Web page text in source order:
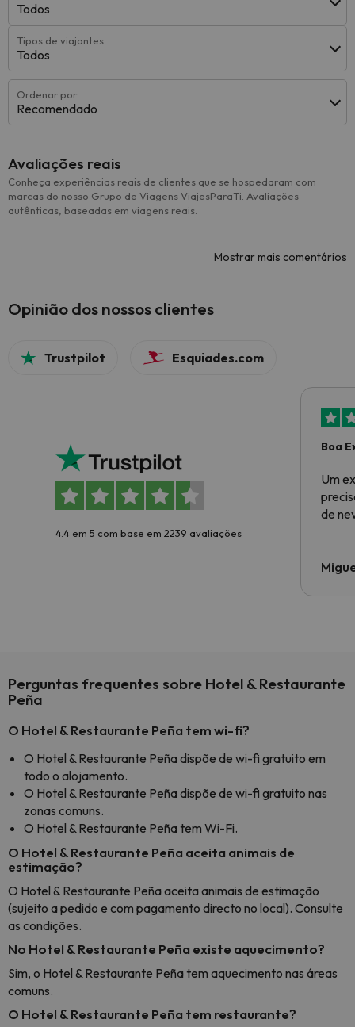
Todos
Tipos de viajantes
Todos
Ordenar por:
Recomendado
Avaliações reais
Conheça experiências reais de clientes que se hospedaram com
marcas do nosso Grupo de Viagens ViajesParaTi. Avaliações
autênticas, baseadas em viagens reais.
Mostrar mais comentários
Opinião dos nossos clientes
Trustpilot Esquiades.com
4.4 em 5 com base em 2239 avaliações
Boa
Um
de
Perguntas frequentes sobre Hotel & Restaurante
Peña
O Hotel & Restaurante Peña tem wi-fi?
O Hotel & Restaurante Peña dispõe de wi-fi gratuito em
todo o alojamento.
O Hotel & Restaurante Peña dispõe de wi-fi gratuito nas
zonas comuns.
O Hotel & Restaurante Peña tem Wi-Fi.
O Hotel & Restaurante Peña aceita animais de
estimação?
O Hotel & Restaurante Peña aceita animais de estimação
(sujeito a pedido e com pagamento directo no local). Consulte
as condições.
No Hotel & Restaurante Peña existe aquecimento?
Sim, o Hotel & Restaurante Peña tem aquecimento nas áreas
comuns.
O Hotel & Restaurante Peña tem restaurante?